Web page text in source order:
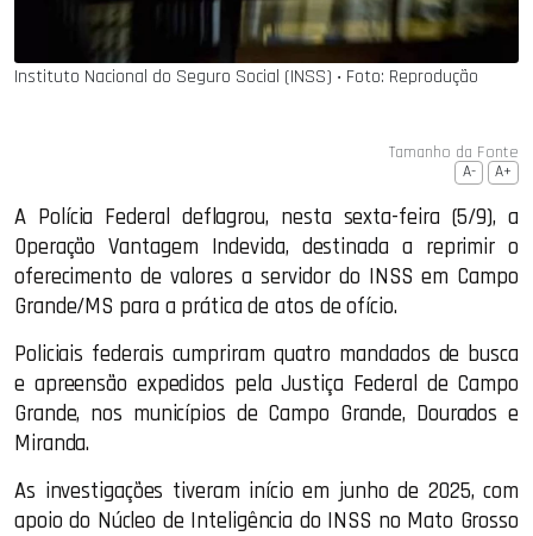
Instituto Nacional do Seguro Social (INSS) ‧ Foto: Reprodução
Tamanho da Fonte
A- A+
A Polícia Federal deflagrou, nesta sexta-feira (5/9), a
Operação Vantagem Indevida, destinada a reprimir o
oferecimento de valores a servidor do INSS em Campo
Grande/MS para a prática de atos de ofício.
Policiais federais cumpriram quatro mandados de busca
e apreensão expedidos pela Justiça Federal de Campo
Grande, nos municípios de Campo Grande, Dourados e
Miranda.
As investigações tiveram início em junho de 2025, com
apoio do Núcleo de Inteligência do INSS no Mato Grosso